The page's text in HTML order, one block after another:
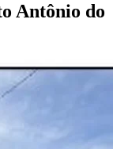
Antônio do